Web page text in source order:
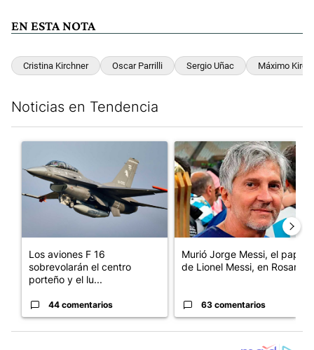
EN ESTA NOTA
Cristina Kirchner Oscar Parrilli Sergio Uñac Máximo
Noticias en Tendencia
Un artículo de tendencia con el título "Los aviones F 16
Los aviones F 16
sobrevolarán el centro
porteño y el lu...
44 comentarios
Un artículo de tendencia con
Murió Jorge Messi, el papá
de Lionel Messi, en Rosario
63 comentarios